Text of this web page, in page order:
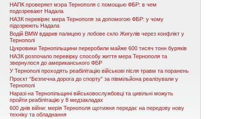
НАПК проверяет мэра Тернополя с помощью ФБР: в чем
подозревают Надала
НАЗК перевіряє мера Тернополя за допомогою ФБР: у чому
підозрюють Надала
Водій BMW вдарив палицею у лобове скло Жигулів через конфлікт у
Тернополі
Цукровики Тернопільщини переробили майже 600 тисяч тонн буряків
НАЗК розпочало перевірку способу життя мера Тернополя та
звернулося до американського ФБР
У Тернополі проходять реабілітацію військові після травм та поранень
Проєкт “Безпечна дорога до спорту” за півмільйона реалізували у
Тернополі
Наразі на Тернопільщині військовослужбовці та цивільні можуть
пройти реабілітацію у 8 медзакладах
600 днів війни: мерія Тернополя щотижня передає на передову нову
техніку та обладнання